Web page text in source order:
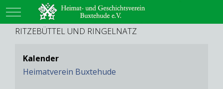
Mobile Menu Toggle
RITZEBÜTTEL UND RINGELNATZ
Kalender
Heimatverein Buxtehude